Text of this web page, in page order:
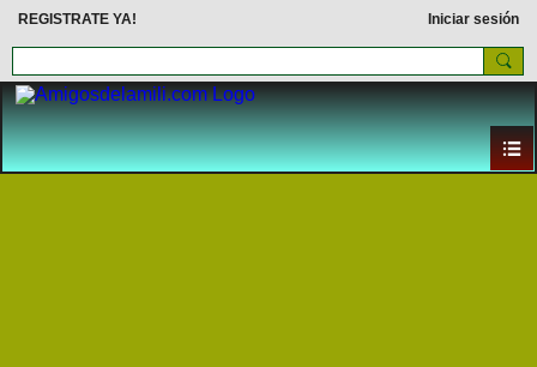
REGISTRATE YA! Iniciar sesión